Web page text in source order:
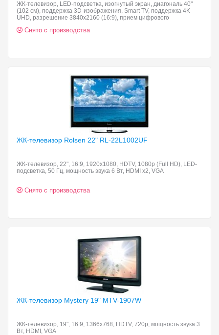
ЖК-телевизор, LED-подсветка, изогнутый экран, диагональ 40"
(102 см), поддержка 3D-изображения, Smart TV, поддержка 4K
UHD, разрешение 3840x2160 (16:9), прием цифрового
Снято с производства
ЖК-телевизор Rolsen 22" RL-22L1002UF
ЖК-телевизор, 22", 16:9, 1920x1080, HDTV, 1080p (Full HD), LED-
подсветка, 50 Гц, мощность звука 6 Вт, HDMI x2, VGA
Снято с производства
ЖК-телевизор Mystery 19" MTV-1907W
ЖК-телевизор, 19", 16:9, 1366x768, HDTV, 720p, мощность звука 3
Вт, HDMI, VGA